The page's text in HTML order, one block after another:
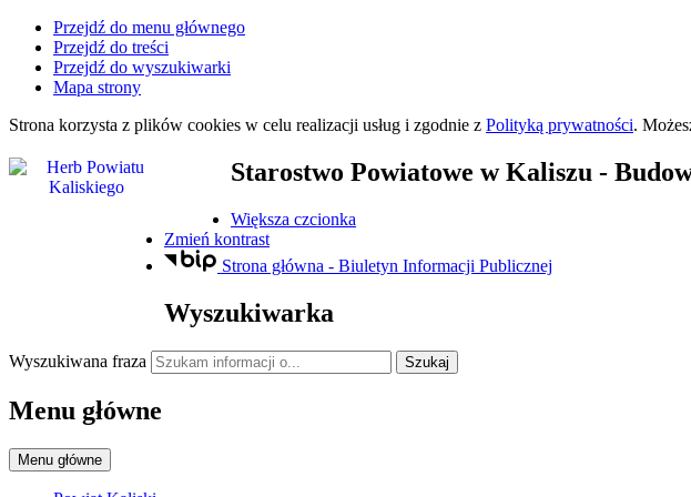
Przejdź do menu głównego
Przejdź do treści
Przejdź do wyszukiwarki
Mapa strony
Strona korzysta z plików cookies w celu realizacji usług i zgodnie z Polityką prywatności.
Starostwo Powiatowe w Kaliszu -
Większa czcionka
Zmień kontrast
Strona główna - Biuletyn Informacji Publicznej
Wyszukiwarka
Wyszukiwana fraza Szukaj
Menu główne
Menu główne